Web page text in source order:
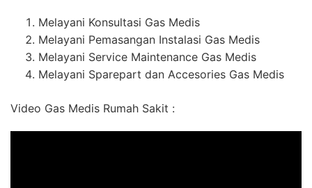
Melayani Konsultasi Gas Medis
Melayani Pemasangan Instalasi Gas Medis
Melayani Service Maintenance Gas Medis
Melayani Sparepart dan Accesories Gas Medis
Video Gas Medis Rumah Sakit :